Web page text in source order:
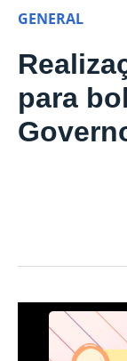
GENERAL
para